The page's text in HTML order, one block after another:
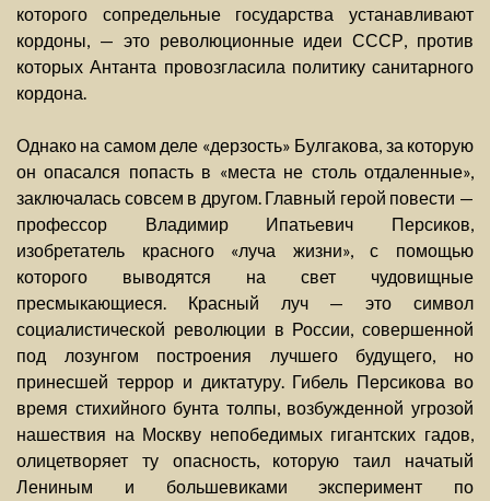
которого сопредельные государства устанавливают
кордоны, — это революционные идеи СССР, против
которых Антанта провозгласила политику санитарного
кордона.
Однако на самом деле «дерзость» Булгакова, за которую
он опасался попасть в «места не столь отдаленные»,
заключалась совсем в другом. Главный герой повести —
профессор Владимир Ипатьевич Персиков,
изобретатель красного «луча жизни», с помощью
которого выводятся на свет чудовищные
пресмыкающиеся. Красный луч — это символ
социалистической революции в России, совершенной
под лозунгом построения лучшего будущего, но
принесшей террор и диктатуру. Гибель Персикова во
время стихийного бунта толпы, возбужденной угрозой
нашествия на Москву непобедимых гигантских гадов,
олицетворяет ту опасность, которую таил начатый
Лениным и большевиками эксперимент по